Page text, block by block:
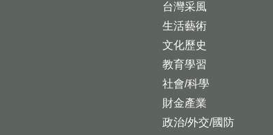
台灣采風
生活藝術
文化歷史
教育學習
社會/科學
財金產業
政治/外交/國防